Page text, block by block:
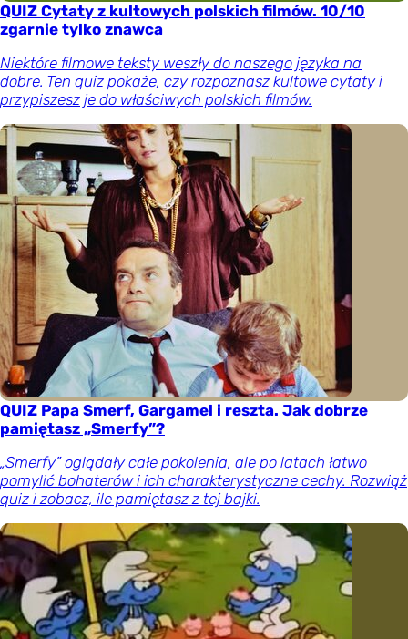
QUIZ Cytaty z kultowych polskich filmów. 10/10
zgarnie tylko znawca
Niektóre filmowe teksty weszły do naszego języka na
dobre. Ten quiz pokaże, czy rozpoznasz kultowe cytaty i
przypiszesz je do właściwych polskich filmów.
QUIZ Papa Smerf, Gargamel i reszta. Jak dobrze
pamiętasz „Smerfy”?
„Smerfy” oglądały całe pokolenia, ale po latach łatwo
pomylić bohaterów i ich charakterystyczne cechy. Rozwiąż
quiz i zobacz, ile pamiętasz z tej bajki.